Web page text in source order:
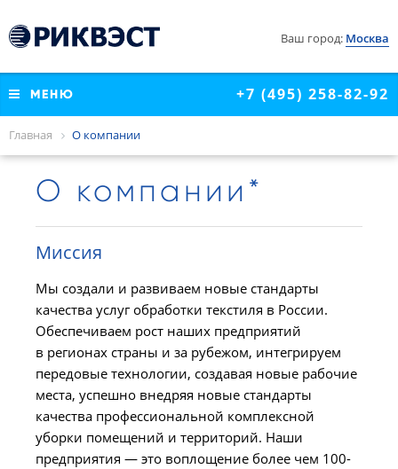
Ваш город: Москва
МЕНЮ +7 (495) 258-82-92
Саратов
Главная О компании
О компании*
Миссия
Мы создали и развиваем новые стандарты
качества услуг обработки текстиля в России.
Обеспечиваем рост наших предприятий
в регионах страны и за рубежом, интегрируем
передовые технологии, создавая новые рабочие
места, успешно внедряя новые стандарты
качества профессиональной комплексной
уборки помещений и территорий. Наши
предприятия — это воплощение более чем 100-